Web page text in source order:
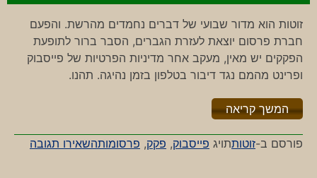
זוטות הוא מדור שבועי של דברים נחמדים מהרשת. והפעם
חברת פרסום יוצאת לעזרת הגברים, הסבר ברור לתופעת
הפקקים יש מאין, מעקב אחר מדיניות הפרטיות של פייסבוק
ופרינט מהמם נגד דיבור בטלפון בזמן נהיגה. תהנו.
המשך קריאה"%s"
פורסם ב-זוטותתויג פייסבוק, פקק, פרסומותהשאירו תגובה